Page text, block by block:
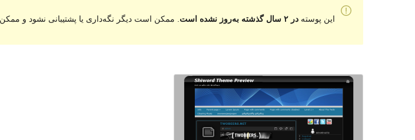
این پوستهدر ۲ سال گذشته به‌روز نشده است . ممکن است دیگر نگه‌داری یا پشتیبانی نشود و